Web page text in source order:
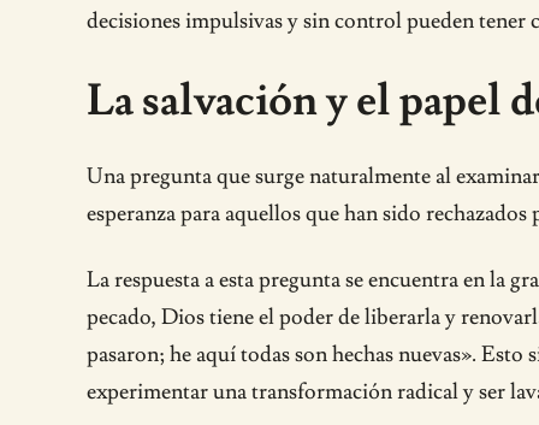
decisiones impulsivas y sin control pueden tener
La salvación y el papel
Una pregunta que surge naturalmente al
esperanza para aquellos que han sido
La respuesta a esta pregunta se encuentra en la
pecado, Dios tiene el poder de liberarla y
pasaron; he aquí todas son hechas nuevas».
experimentar una transformación radical y ser